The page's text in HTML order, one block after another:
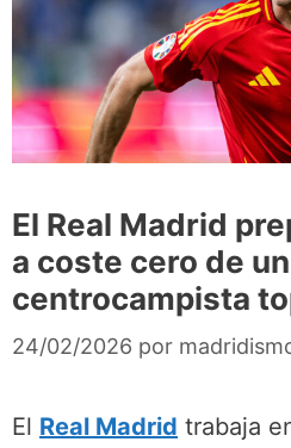
El Real Madrid
a coste cero de un
centrocampista
24/02/2026 por
El Real Madrid trabaja